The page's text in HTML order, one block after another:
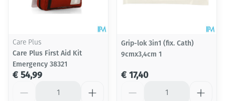
Care Plus
Care Plus First Aid Kit
Emergency 38321
€ 54,99
Grip-lok 3in1 (fix. Cath)
9cmx3,4cm 1
€ 17,40